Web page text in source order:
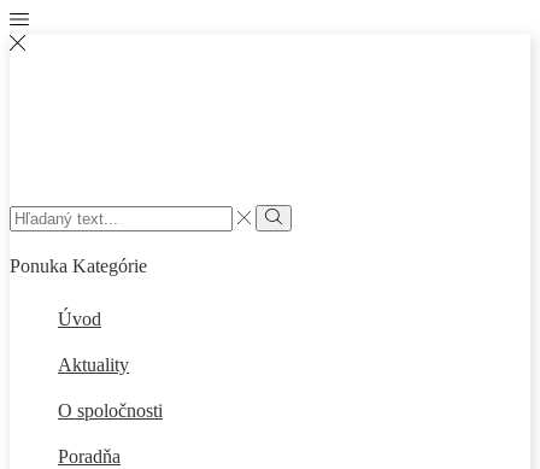
Search
input
Vyhľadať
Ponuka Kategórie
Úvod
Aktuality
O spoločnosti
Poradňa